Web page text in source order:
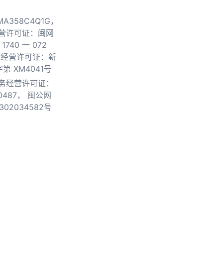
，
许可证：闽网
一 072
营许可证：新
第 XM4041号
经营许可证：
，
闽公网
号